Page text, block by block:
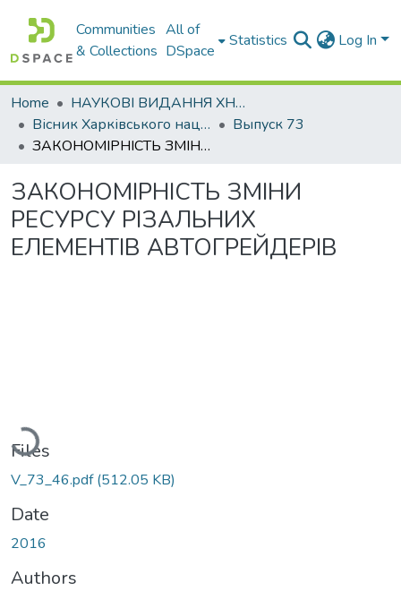
Communities
& Collections
All of
DSpace
Statistics Log In
Home
НАУКОВІ ВИДАННЯ ХНАДУ
Вісник Харківського національного автомобільно-дорожнього університету / Вестник Харьковского национального автомобильно-дорожного университета
Выпуск 73
ЗАКОНОМІРНІСТЬ ЗМІНИ РЕСУРСУ РІЗАЛЬНИХ ЕЛЕМЕНТІВ АВТОГРЕЙДЕРІВ
ЗАКОНОМІРНІСТЬ ЗМІНИ
РЕСУРСУ РІЗАЛЬНИХ
ЕЛЕМЕНТІВ АВТОГРЕЙДЕРІВ
Loading...
Files
V_73_46.pdf(512.05 KB)
Date
2016
Authors